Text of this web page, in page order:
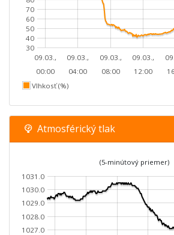
09.03.,
00:00
09.03.,
04:00
09.03.,
08:00
09.03.,
12:00
30
40
50
60
70
Vlhkosť (%)
Atmosférický tlak
(5-minútový priemer)
1027.0
1028.0
1029.0
1030.0
1031.0